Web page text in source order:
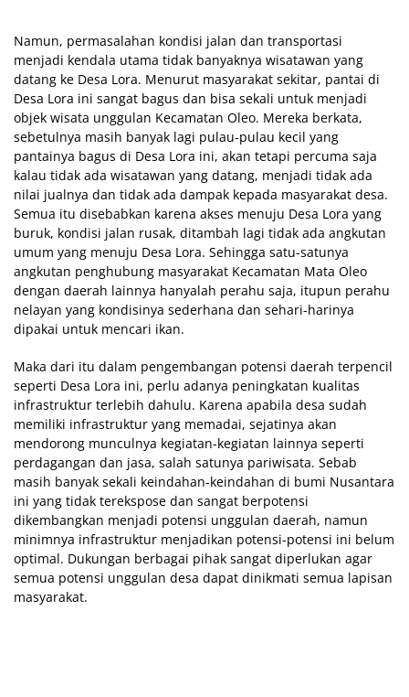
Namun, permasalahan kondisi jalan dan transportasi
menjadi kendala utama tidak banyaknya wisatawan yang
datang ke Desa Lora. Menurut masyarakat sekitar, pantai di
Desa Lora ini sangat bagus dan bisa sekali untuk menjadi
objek wisata unggulan Kecamatan Oleo. Mereka berkata,
sebetulnya masih banyak lagi pulau-pulau kecil yang
pantainya bagus di Desa Lora ini, akan tetapi percuma saja
kalau tidak ada wisatawan yang datang, menjadi tidak ada
nilai jualnya dan tidak ada dampak kepada masyarakat desa.
Semua itu disebabkan karena akses menuju Desa Lora yang
buruk, kondisi jalan rusak, ditambah lagi tidak ada angkutan
umum yang menuju Desa Lora. Sehingga satu-satunya
angkutan penghubung masyarakat Kecamatan Mata Oleo
dengan daerah lainnya hanyalah perahu saja, itupun perahu
nelayan yang kondisinya sederhana dan sehari-harinya
dipakai untuk mencari ikan.
Maka dari itu dalam pengembangan potensi daerah terpencil
seperti Desa Lora ini, perlu adanya peningkatan kualitas
infrastruktur terlebih dahulu. Karena apabila desa sudah
memiliki infrastruktur yang memadai, sejatinya akan
mendorong munculnya kegiatan-kegiatan lainnya seperti
perdagangan dan jasa, salah satunya pariwisata. Sebab
masih banyak sekali keindahan-keindahan di bumi Nusantara
ini yang tidak terekspose dan sangat berpotensi
dikembangkan menjadi potensi unggulan daerah, namun
minimnya infrastruktur menjadikan potensi-potensi ini belum
optimal. Dukungan berbagai pihak sangat diperlukan agar
semua potensi unggulan desa dapat dinikmati semua lapisan
masyarakat.